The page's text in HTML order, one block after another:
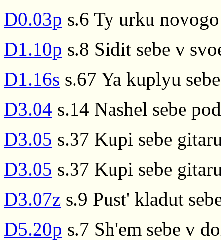
D0.03p s.6 Ty urku
D1.10p s.8 Sidit sebe v
D1.16s s.67 Ya kuplyu
D3.04 s.14 Nashel sebe
D3.05 s.37 Kupi sebe
D3.05 s.37 Kupi sebe
D3.07z s.9 Pust' kladut
D5.20p s.7 Sh'em sebe v